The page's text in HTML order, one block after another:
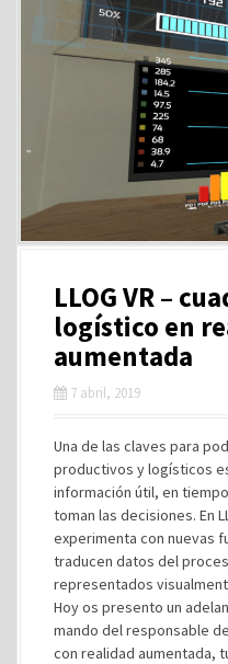
LLOG VR –
logístico en
aumentada
7 abril, 2019
Una de las claves para
productivos y logísticos
información útil, en
toman las decisiones. En
experimenta con nuevas
traducen datos del
representados
Hoy os presento un
mando del responsable
con realidad aumentada,